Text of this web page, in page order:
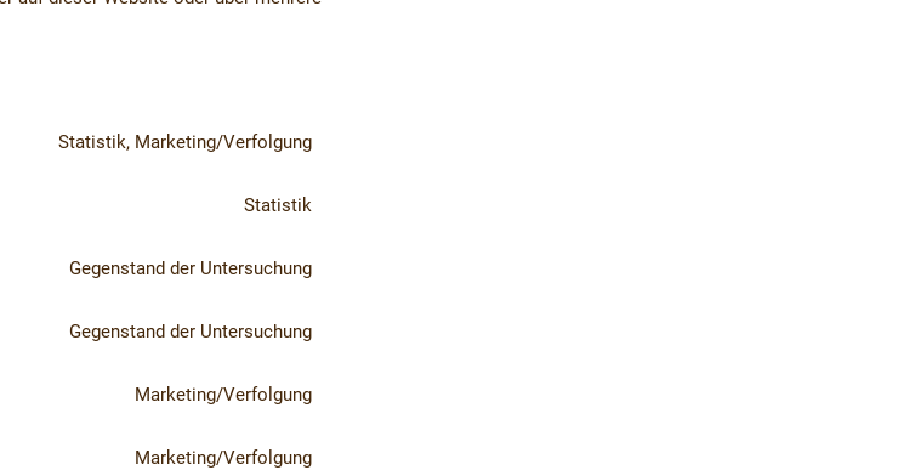
Statistik, Marketing/Verfolgung
Statistik
Gegenstand der Untersuchung
Gegenstand der Untersuchung
Marketing/Verfolgung
Marketing/Verfolgung